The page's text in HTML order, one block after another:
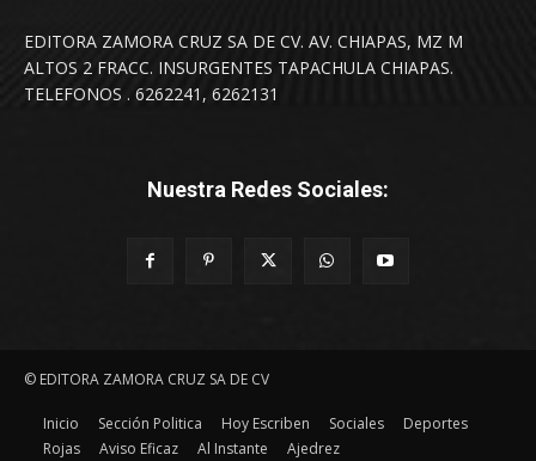
EDITORA ZAMORA CRUZ SA DE CV. AV. CHIAPAS, MZ M
ALTOS 2 FRACC. INSURGENTES TAPACHULA CHIAPAS.
TELEFONOS . 6262241, 6262131
Nuestra Redes Sociales:
© EDITORA ZAMORA CRUZ SA DE CV
Inicio Sección Politica Hoy Escriben Sociales
Deportes
Rojas
Aviso Eficaz Al Instante Ajedrez